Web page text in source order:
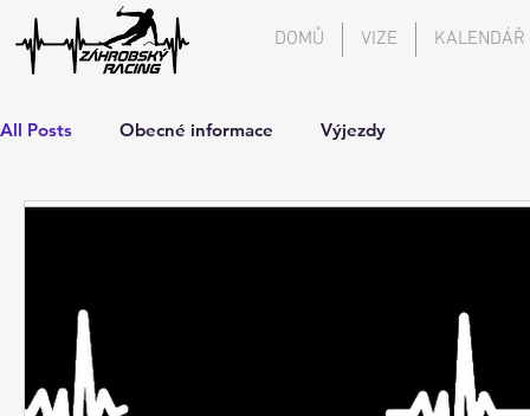
DOMŮ VIZE KALENDÁŘ
All Posts Obecné informace Výjezdy